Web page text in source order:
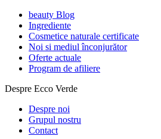
beauty Blog
Ingrediente
Cosmetice naturale certificate
Noi si mediul înconjurător
Oferte actuale
Program de afiliere
Despre Ecco Verde
Despre noi
Grupul nostru
Contact